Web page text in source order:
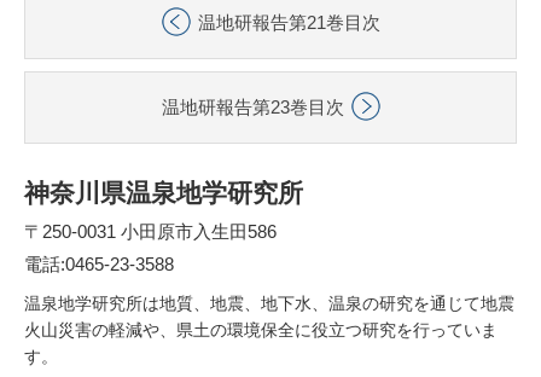
温地研報告第21巻目次
温地研報告第23巻目次
神奈川県温泉地学研究所
〒250-0031 小田原市入生田586
電話:0465-23-3588
温泉地学研究所は地質、地震、地下水、温泉の研究を通じて地震
火山災害の軽減や、県土の環境保全に役立つ研究を行っていま
す。